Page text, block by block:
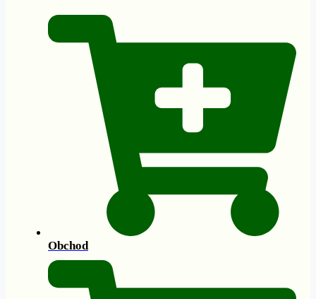
Obchod